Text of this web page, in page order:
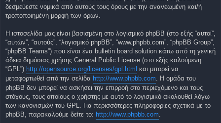
δεσμεύεστε νομικά από αυτούς τους όρους με την ανανεωμένη και/ή
τροποποιημένη μορφή των όρων.
Η ιστοσελίδα μας είναι βασισμένη στο λογισμικό phpBB (στο εξής “αυτοί”,
“αυτών”, “αυτούς”, “λογισμικό phpBB”, “www.phpbb.com”, “phpBB Group”,
“phpBB Teams”) που είναι ένα bulletin board solution κάτω από τη γενική
άδεια δημόσιας χρήσης General Public License (στο εξής καλούμενη
“GPL”) http://opensource.org/licenses/gpl.html και μπορεί να
μεταφορτωθεί από την σελίδα http://www.phpbb.com. Η ομάδα του
phpBB δεν μπορεί να ασκήσει την επιρροή στο περιεχόμενο και τους
στόχους, τους οποίους ο χρήστης με αυτό το λογισμικό ακολουθεί λόγω
των κανονισμών του GPL. Για περισσότερες πληροφορίες σχετικά με το
phpBB, παρακαλούμε δείτε το: http://www.phpbb.com.